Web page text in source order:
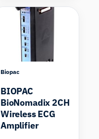
Biopac
BIOPAC
BioNomadix 2CH
Wireless ECG
Amplifier